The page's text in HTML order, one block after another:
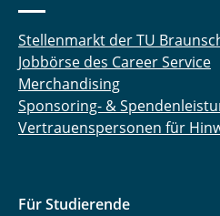
Stellenmarkt der TU
Jobbörse des Career Service
Merchandising
Sponsoring- &
Vertrauenspersonen für
Für Studierende